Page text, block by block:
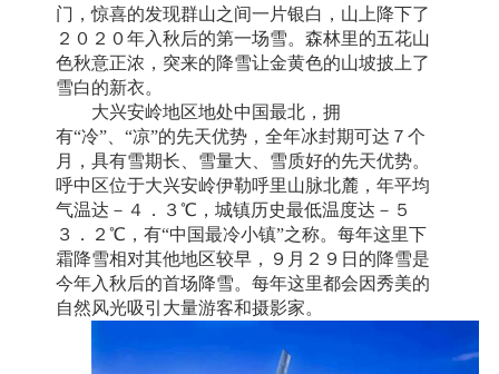
门，惊喜的发现群山之间一片银白，山上降下了
２０２０年入秋后的第一场雪。森林里的五花山
色秋意正浓，突来的降雪让金黄色的山坡披上了
雪白的新衣。
大兴安岭地区地处中国最北，拥
有“冷”、“凉”的先天优势，全年冰封期可达７个
月，具有雪期长、雪量大、雪质好的先天优势。
呼中区位于大兴安岭伊勒呼里山脉北麓，年平均
气温达－４．３℃，城镇历史最低温度达－５
３．２℃，有“中国最冷小镇”之称。每年这里下
霜降雪相对其他地区较早，９月２９日的降雪是
今年入秋后的首场降雪。每年这里都会因秀美的
自然风光吸引大量游客和摄影家。